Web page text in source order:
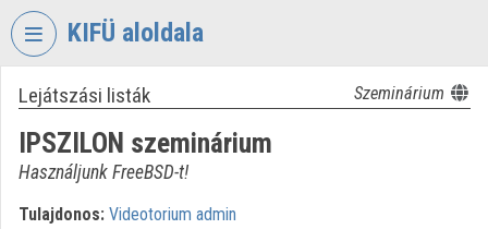
Fejléc kihagyása
KIFÜ aloldala
VIDEOTORIUM
KORMÁNYZATI
INFORMATIKAI
FEJLESZTÉSI
Lejátszási listák Szeminárium
IPSZILON szeminárium
Használjunk FreeBSD-t!
Tulajdonos: Videotorium admin